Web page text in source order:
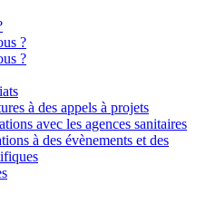
?
?
à des appels à projets
avec les agences sanitaires
à des évènements et des